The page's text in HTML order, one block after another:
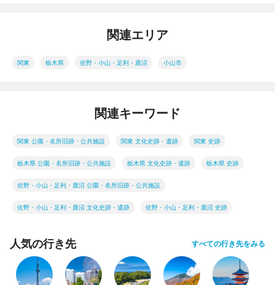
関連エリア
関東 栃木県 佐野・小山・足利・鹿沼 小山市
関連キーワード
関東 公園・名所旧跡・公共施設 関東 文化史跡・遺跡 関東 史跡
栃木県 公園・名所旧跡・公共施設 栃木県 文化史跡・遺跡 栃木県 史跡
佐野・小山・足利・鹿沼 公園・名所旧跡・公共施設
佐野・小山・足利・鹿沼 文化史跡・遺跡 佐野・小山・足利・鹿沼 史跡
人気の行き先 すべての行き先をみる